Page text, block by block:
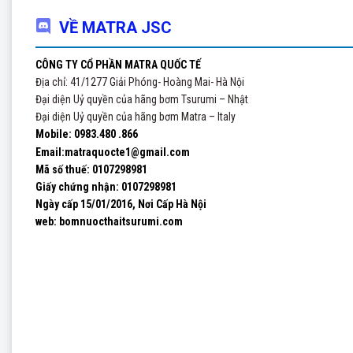
VỀ MATRA JSC
CÔNG TY CỔ PHẦN MATRA QUỐC TẾ
Địa chỉ: 41/1277 Giải Phóng- Hoàng Mai- Hà Nội
Đại diện Uỷ quyền của hãng bơm Tsurumi – Nhật
Đại diện Uỷ quyền của hãng bơm Matra – Italy
Mobile: 0983.480 .866
Email:matraquocte1@gmail.com
Mã số thuế: 0107298981
Giấy chứng nhận: 0107298981
Ngày cấp 15/01/2016, Nơi Cấp Hà Nội
web: bomnuocthaitsurumi.com